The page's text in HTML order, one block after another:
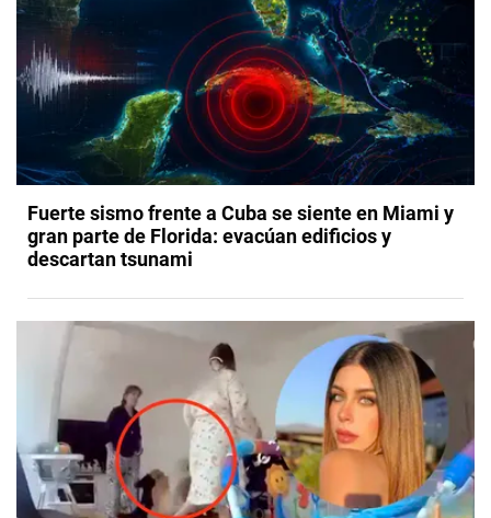
Fuerte sismo frente a Cuba se siente en Miami y
gran parte de Florida: evacúan edificios y
descartan tsunami